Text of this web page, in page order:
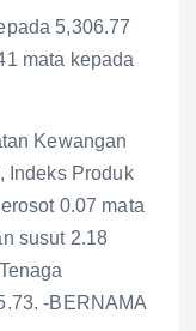
5,306.77
mata kepada
Kewangan
Indeks Produk
0.07 mata
susut 2.18
-BERNAMA